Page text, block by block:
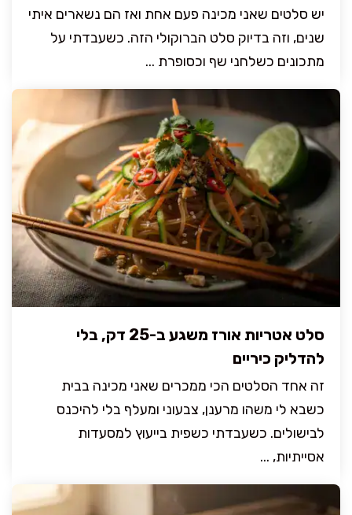
יש סלטים שאני מכינה פעם אחת ואז הם נשארים איתי
שנים, וזה בדיוק סלט הברוקולי הזה. כשעבדתי על
מתכונים כשלחני שף וכסופרת ...
סלט אטריות אורז משגע ב-25 דק, בלי
להדליק כיריים
זה אחד הסלטים הכי ממכרים שאני מכינה בבית
כשבא לי משהו מרענן, צבעוני ומעלף בלי להיכנס
לבישולים. כשעבדתי כשפית בייעוץ למסעדות
אסייתיות, ...